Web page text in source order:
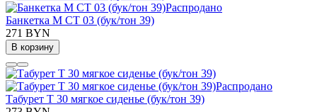
Распродано
Банкетка М СТ 03 (бук/тон 39)
271 BYN
В корзину
Распродано
Табурет Т 30 мягкое сиденье (бук/тон 39)